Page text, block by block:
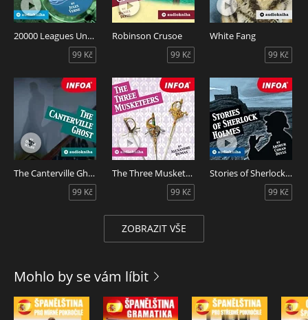
Jak s kurzem nejlépe pracovat?. Každá lekce obsahuje šest
stop. Nejprve se u každé lekce seznamte se samotnými
slovíčky (stopa 1 a 2). Dále máte k dispozici vysvětlení
každého gramatického jevu spolu s příkladovými větami
(stopa 3 ). Poté přecházíte na celé věty (stopa 4 a 5). Jakmile
budete zvládat překládat věty z češtiny do španělštiny (lekce
5) v časové pauze před španělským překladem, tak jste
vyhráli. V šesté lekci (španělský poslech) máte k dispozici
pouze španělské věty s kratší pauzou pro nácvik
porozumění.
U každého bloku platí, že jakmile zvládnete poslech ze
španělštiny do češtiny (lekce 1, 4, 6) – cvičení poslouchejte)
přecházíte na překlad z češtiny do španělštiny (lekce 2,5 –
cvičení přeložte).
V rámci jedné lekce nemusíte pracovat se všemi stopami,
můžete se více věnovat takovému poslechu, který vám
nejvíce vyhovuje. Doporučuji ale poslechnout si všechny
Ve skriptech, které si můžete ke kurzu zdarma stáhnout,
najdete návod k učení spolu s užitečnými tipy, jak výuku
zefektivnit, výukový plán, do nějž si můžete zaznamenávat
20000 Leagues Under The Sea
99 Kč
Robinson Crusoe
99 Kč
White Fang
99 Kč
The Canterville Ghost
99 Kč
The Three Musketeers
99 Kč
Stories of Sherlock Holmes
99 Kč
ZOBRAZIT VŠE
Mohlo by se vám líbit